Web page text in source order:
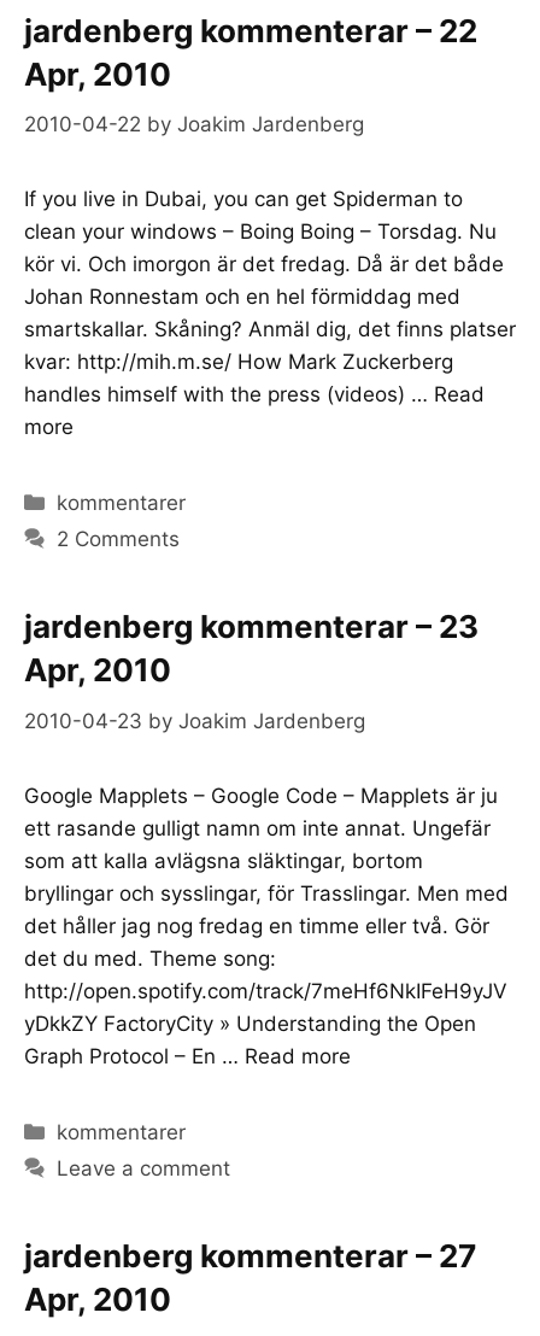
jardenberg kommenterar – 22
Apr, 2010
2010-04-22 by Joakim Jardenberg
If you live in Dubai, you can get Spiderman to
clean your windows – Boing Boing – Torsdag. Nu
kör vi. Och imorgon är det fredag. Då är det både
Johan Ronnestam och en hel förmiddag med
smartskallar. Skåning? Anmäl dig, det finns platser
kvar: http://mih.m.se/ How Mark Zuckerberg
handles himself with the press (videos) … Read
more
Categories
kommentarer
2 Comments
jardenberg kommenterar – 23
Apr, 2010
2010-04-23 by Joakim Jardenberg
Google Mapplets – Google Code – Mapplets är ju
ett rasande gulligt namn om inte annat. Ungefär
som att kalla avlägsna släktingar, bortom
bryllingar och sysslingar, för Trasslingar. Men med
det håller jag nog fredag en timme eller två. Gör
det du med. Theme song:
http://open.spotify.com/track/7meHf6NkIFeH9yJV
yDkkZY FactoryCity » Understanding the Open
Graph Protocol – En … Read more
Categories
kommentarer
Leave a comment
jardenberg kommenterar – 27
Apr, 2010